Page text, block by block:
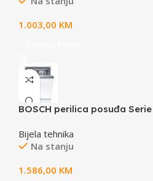
1.003,00 KM
BOSCH perilica posuđa Serie
ladica, EfficientDry,42dB,9 L
Bijela tehnika
Na stanju
1.586,00 KM